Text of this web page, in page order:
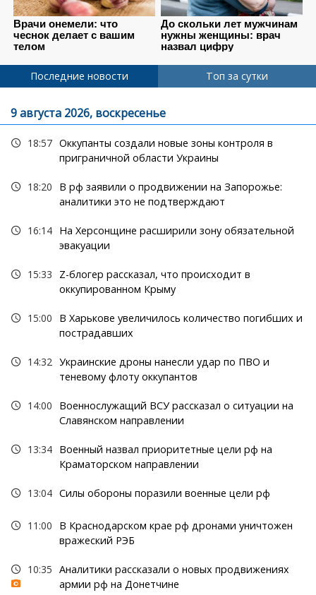
Последние новости Топ за сутки
9 августа 2026, воскресенье
18:57 Оккупанты создали новые зоны контроля в
приграничной области Украины
18:20
В рф заявили о продвижении на Запорожье:
аналитики это не подтверждают
16:14 На Херсонщине расширили зону обязательной
эвакуации
15:33
Z-блогер рассказал, что происходит в
оккупированном Крыму
15:00
В Харькове увеличилось количество погибших и
пострадавших
14:32 Украинские дроны нанесли удар по ПВО и
теневому флоту оккупантов
14:00
Военнослужащий ВСУ рассказал о ситуации на
Славянском направлении
13:34 Военный назвал приоритетные цели рф на
Краматорском направлении
13:04 Силы обороны поразили военные цели рф
11:00
В Краснодарском крае рф дронами уничтожен
вражеский РЭБ
10:35 Аналитики рассказали о новых продвижениях
армии рф на Донетчине